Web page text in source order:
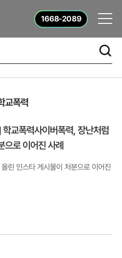
1668-2089
교폭력
교폭력사이버폭력, 장난처럼
으로 이어진 사례
린 인스타 게시물이 처분으로 이어진